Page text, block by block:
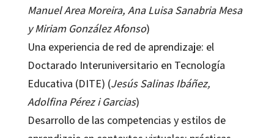
Manuel Area Moreira, Ana Luisa Sanabria Mesa
y Miriam González Afonso)
Una experiencia de red de aprendizaje: el
Doctarado Interuniversitario en Tecnología
Educativa (DITE) (Jesús Salinas Ibáñez,
Adolfina Pérez i Garcias)
Desarrollo de las competencias y estilos de